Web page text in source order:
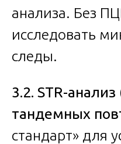
анализа. Без
исследовать
следы.
3.2. STR-
тандемных
стандарт» для